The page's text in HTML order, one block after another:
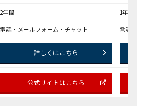
2年間 1年間
電話・メールフォーム・チャット 電話・メ
詳しくはこちら
公式サイトはこちら